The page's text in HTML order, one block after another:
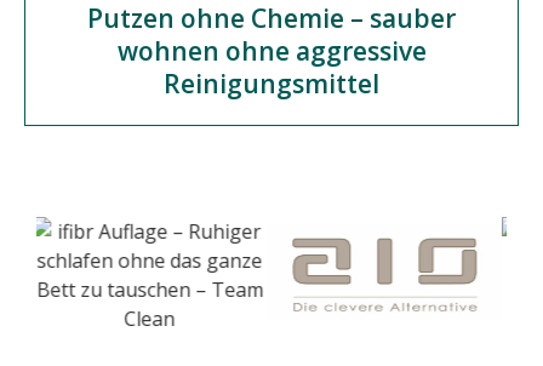
Putzen ohne Chemie – sauber
wohnen ohne aggressive
Reinigungsmittel